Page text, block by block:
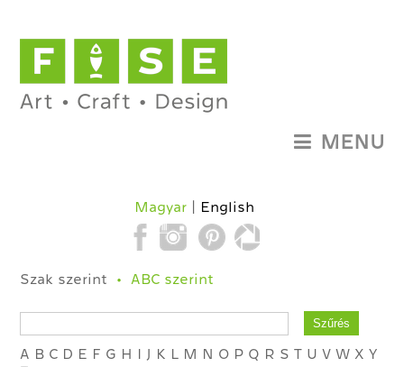
Magyar English
MENU
Szak szerint ABC szerint
A B C D E F G H K L M N O P Q R S T U V W X Y